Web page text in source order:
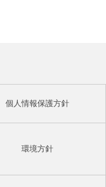
個人情報保護方針
環境方針